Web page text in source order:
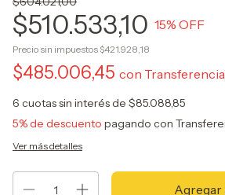
$510.533,10 15% OFF
Precio sin impuestos $421.928,18
$485.006,45 con
6 cuotas sin interés de $85.088,85
5% de descuento pagando con
Ver más detalles